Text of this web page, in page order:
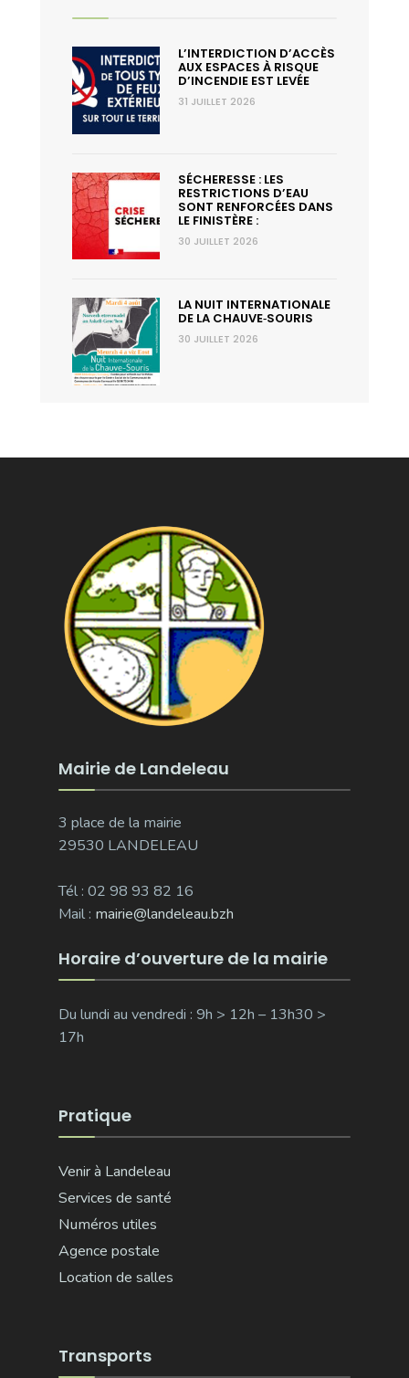
L’INTERDICTION D’ACCÈS
AUX ESPACES À RISQUE
D’INCENDIE EST LEVÉE
31 JUILLET 2026
SÉCHERESSE : LES
RESTRICTIONS D’EAU
SONT RENFORCÉES DANS
LE FINISTÈRE :
30 JUILLET 2026
LA NUIT INTERNATIONALE
DE LA CHAUVE‑SOURIS
30 JUILLET 2026
Mairie de Landeleau
3 place de la mairie
29530 LANDELEAU
Tél : 02 98 93 82 16
Mail : mairie@landeleau.bzh
Horaire d’ouverture de la mairie
Du lundi au vendredi : 9h > 12h – 13h30 >
17h
Pratique
Venir à Landeleau
Services de santé
Numéros utiles
Agence postale
Location de salles
Transports